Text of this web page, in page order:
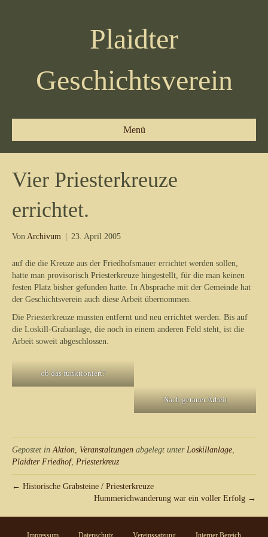
Plaidter
Geschichtsverein
Menü
Vier Priesterkreuze
errichtet.
Von Archivum 23. April 2005
auf die die Kreuze aus der Friedhofsmauer errichtet werden sollen,
hatte man provisorisch Priesterkreuze hingestellt, für die man keinen
festen Platz bisher gefunden hatte. In Absprache mit der Gemeinde hat
der Geschichtsverein auch diese Arbeit übernommen.
Die Priesterkreuze mussten entfernt und neu errichtet werden. Bis auf
die Loskill-Grabanlage, die noch in einem anderen Feld steht, ist die
Arbeit soweit abgeschlossen.
ob das funktioniert?
Nach getaner Arbeit
Gepostet inAktion, Veranstaltungen abgelegt unter Loskillanlage,
Plaidter Friedhof, Priesterkreuz
← Historische Grabsteine / Priesterkreuze
Hummerichwanderung war ein voller Erfolg →
Impressum Datenschutz Vereinssatzung Interner Bereich